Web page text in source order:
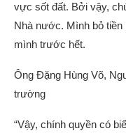
vực sốt đất. Bởi vậy,
Nhà nước. Mình bỏ
mình trước hết.
Ông Đặng Hùng Võ,
trường
“Vậy, chính quyền có